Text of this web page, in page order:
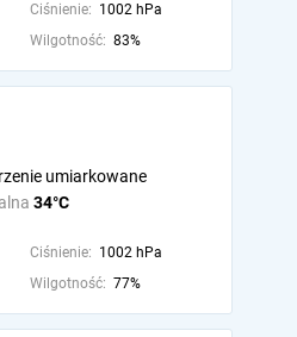
Ciśnienie: 1002 hPa
Wilgotność: 83%
34°C
umiarkowane
Ciśnienie: 1002 hPa
Wilgotność: 77%